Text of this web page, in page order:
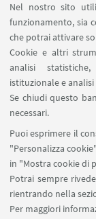
Nel nostro sito
funzionamento, sia
che potrai attivare
Cookie e altri
analisi
istituzionale e
Se chiudi questo
necessari.
Puoi esprimere il
"Personalizza
in "Mostra cookie di
Potrai sempre
rientrando nella
Per maggiori
DATA:15
LUOGO: Aula
IN
IDA X -